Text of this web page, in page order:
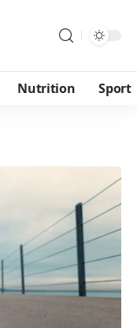
Nutrition Sport